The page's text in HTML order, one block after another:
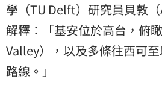
學（TU Delft）研究員貝敦（
解釋：「基安位於高台，俯
Valley），以及多條往西可
路線。」